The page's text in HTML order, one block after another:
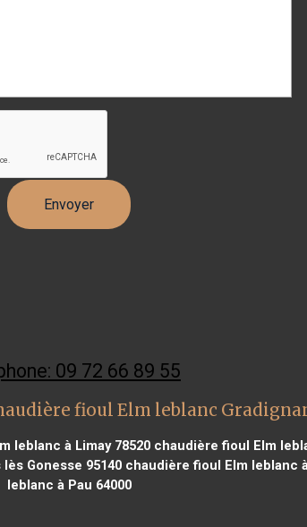
09 72 66 89 55
fioul Elm leblanc
leblanc à Limay 78520 chaudière fioul Elm
Gonesse 95140chaudière fioul Elm leblanc
leblanc à Pau 64000